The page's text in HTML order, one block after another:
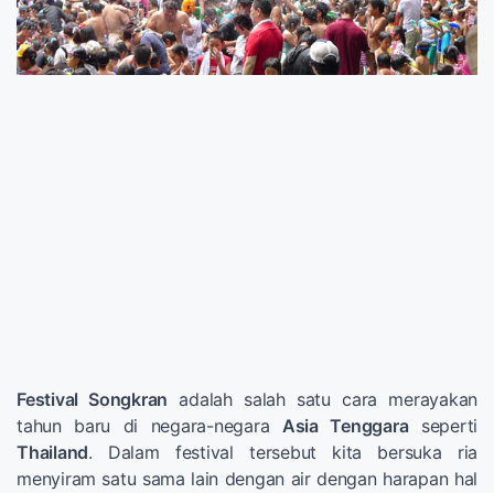
Festival Songkran adalah salah satu cara merayakan
tahun baru di negara-negara Asia Tenggaraseperti
Thailand. Dalam festival tersebut kita bersuka ria
menyiram satu sama lain dengan air dengan harapan hal